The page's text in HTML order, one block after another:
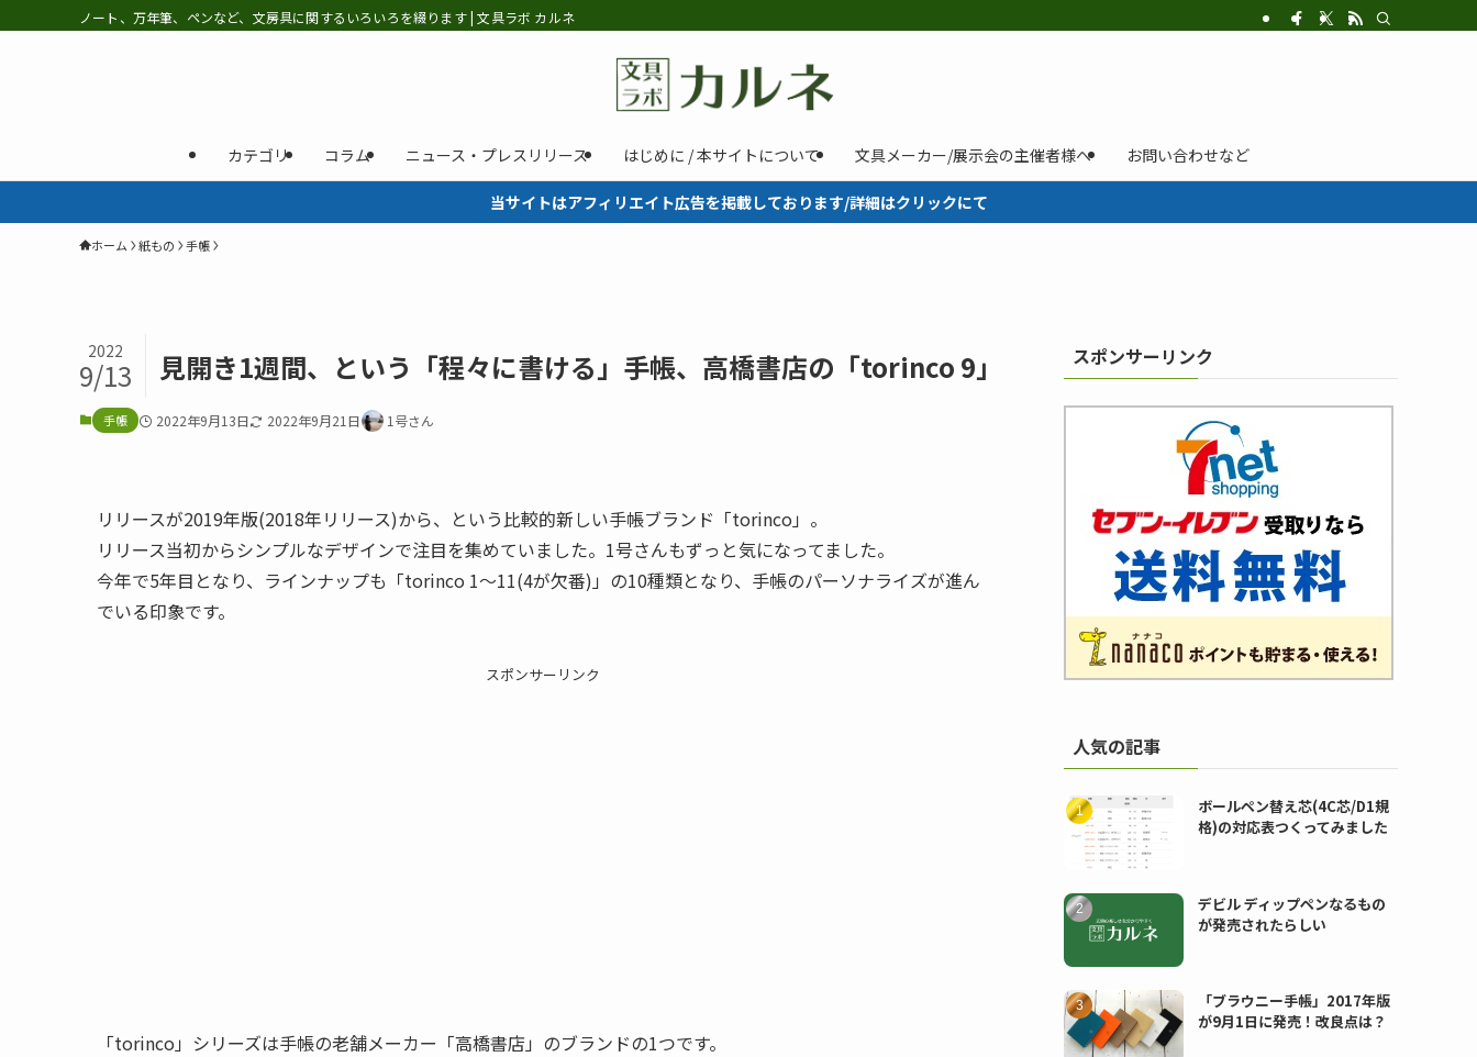
ノート、万年筆、ペンなど、文房具に関するいろいろを綴ります | 文具ラボ カルネ
カテゴリ コラム ニュース・プレスリリース はじめに / 本サイトについて 文具メーカー/展示会の主催者様へ お問い合わせなど
当サイトはアフィリエイト広告を掲載しております/詳細はクリックにて
ホーム 紙もの 手帳
見開き1週間、という「程々に書ける」手帳、高橋書店の「torinco 9」
2022
9/13
手帳 2022年9月13日 2022年9月21日 1号さん
リリースが2019年版(2018年リリース)から、という比較的新しい手帳ブランド「torinco」。
リリース当初からシンプルなデザインで注目を集めていました。1号さんもずっと気になってました。
今年で5年目となり、ラインナップも「torinco 1～11(4が欠番)」の10種類となり、手帳のパーソナライズが進ん
でいる印象です。
スポンサーリンク
「torinco」シリーズは手帳の老舗メーカー「高橋書店」のブランドの1つです。
スポンサーリンク
人気の記事
ボールペン替え芯(4C芯/D1規
格)の対応表つくってみました
デビル ディップペンなるもの
が発売されたらしい
「ブラウニー手帳」2017年版
が9月1日に発売！改良点は？